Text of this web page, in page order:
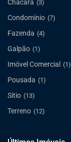
Chácara (3)
Condomínio (7)
Fazenda (4)
Galpão (1)
Imóvel Comercial (1)
Pousada (1)
Sítio (13)
Terreno (12)